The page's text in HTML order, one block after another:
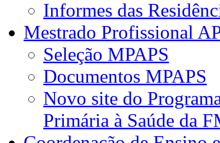
Informes das
Mestrado Profissional
Seleção MPAPS
Documentos MPAPS
Novo site do
Primária à Saúde da